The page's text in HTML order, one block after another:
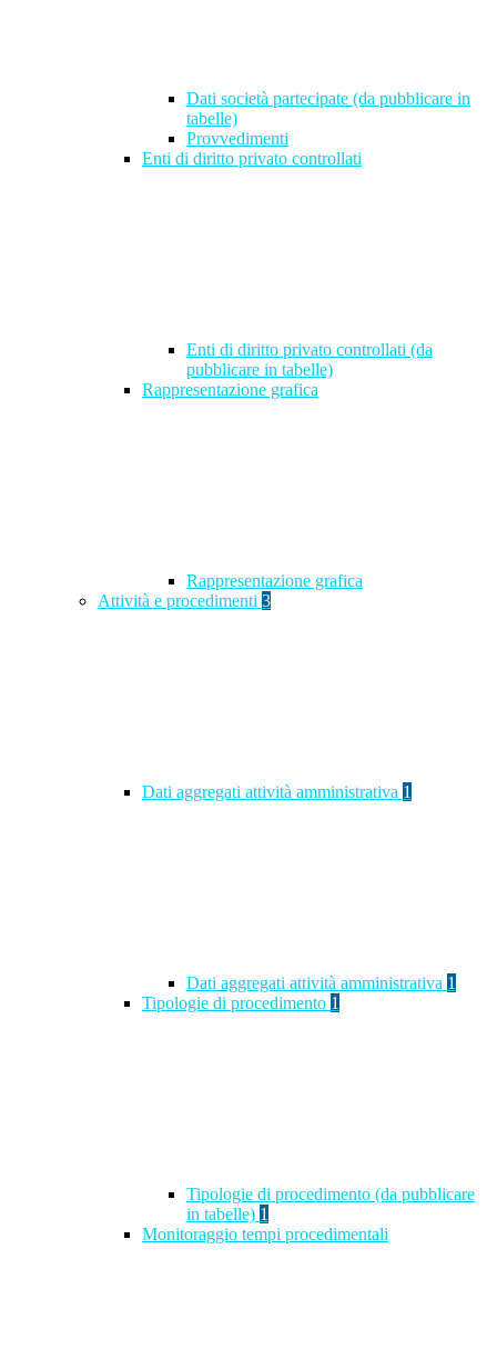
Dati società partecipate (da pubblicare in
tabelle)
Provvedimenti
Enti di diritto privato controllati
Enti di diritto privato controllati (da
pubblicare in tabelle)
Rappresentazione grafica
Rappresentazione grafica
Attività e procedimenti 3
Dati aggregati attività amministrativa 1
Dati aggregati attività amministrativa 1
Tipologie di procedimento 1
Tipologie di procedimento (da pubblicare
in tabelle) 1
Monitoraggio tempi procedimentali